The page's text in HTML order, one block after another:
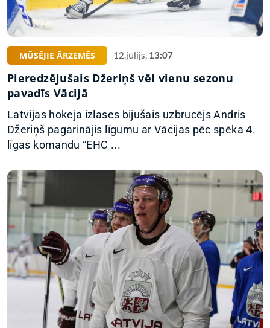
MŪSĒJIE ĀRZEMĒS 12.jūlijs, 13:07
Pieredzējušais Džeriņš vēl vienu sezonu
pavadīs Vācijā
Latvijas hokeja izlases bijušais uzbrucējs Andris
Džeriņš pagarinājis līgumu ar Vācijas pēc spēka 4.
līgas komandu “EHC ...